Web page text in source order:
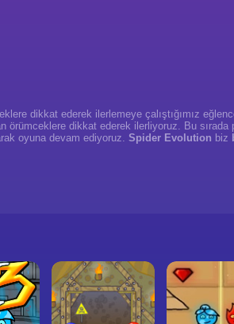
dikkat ederek ilerlemeye çalıştığımız
dikkat ederek ilerliyoruz. Bu
oyuna devam ediyoruz. Spider Evolution biz